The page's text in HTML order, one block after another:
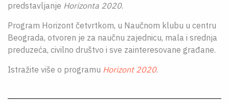
predstavljanje Horizonta 2020.
Program Horizont četvrtkom, u Naučnom klubu u centru
Beograda, otvoren je za naučnu zajednicu, mala i srednja
preduzeća, civilno društvo i sve zainteresovane građane.
Istražite više o programu Horizont 2020.